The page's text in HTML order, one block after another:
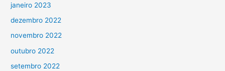
janeiro 2023
dezembro 2022
novembro 2022
outubro 2022
setembro 2022